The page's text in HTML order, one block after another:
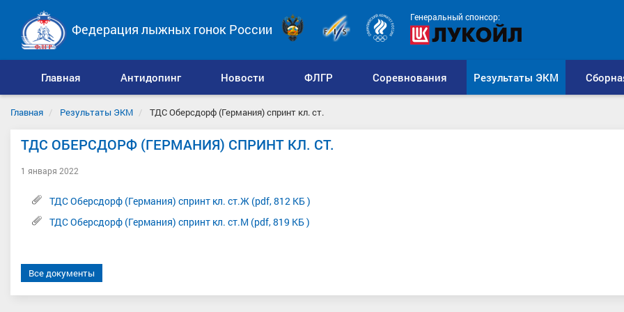
Генеральный спонсор:
Федерация лыжных гонок России
Главная Антидопинг Новости ФЛГР Соревнования Результаты ЭКМ
Главная Результаты ЭКМ ТДС Оберсдорф (Германия) спринт кл. ст.
ТДС ОБЕРСДОРФ (ГЕРМАНИЯ) СПРИНТ КЛ. СТ.
1 января 2022
ТДС Оберсдорф (Германия) спринт кл. ст.Ж (pdf, 812 КБ )
ТДС Оберсдорф (Германия) спринт кл. ст.М (pdf, 819 КБ )
Все документы